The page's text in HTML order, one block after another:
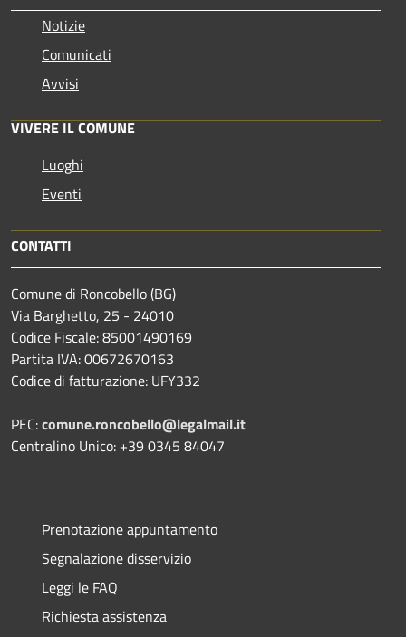
Notizie
Comunicati
Avvisi
VIVERE IL COMUNE
Luoghi
Eventi
CONTATTI
Comune di Roncobello (BG)
Via Barghetto, 25 - 24010
Codice Fiscale: 85001490169
Partita IVA: 00672670163
Codice di fatturazione: UFY332
PEC:comune.roncobello@legalmail.it
Centralino Unico: +39 0345 84047
Prenotazione appuntamento
Segnalazione disservizio
Leggi le FAQ
Richiesta assistenza